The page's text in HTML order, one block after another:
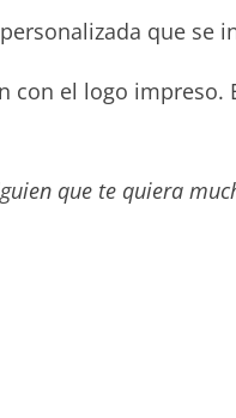
que se
con el logo
que te quiera